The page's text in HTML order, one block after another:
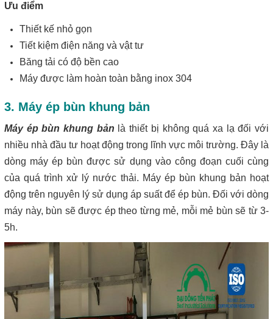
Ưu điểm
Thiết kế nhỏ gọn
Tiết kiệm điện năng và vật tư
Băng tải có độ bền cao
Máy được làm hoàn toàn bằng inox 304
3. Máy ép bùn khung bản
Máy ép bùn khung bản là thiết bị không quá xa lạ đối với
nhiều nhà đầu tư hoạt động trong lĩnh vực môi trường. Đây là
dòng máy ép bùn được sử dụng vào công đoạn cuối cùng
của quá trình xử lý nước thải. Máy ép bùn khung bản hoạt
động trên nguyên lý sử dụng áp suất để ép bùn. Đối với dòng
máy này, bùn sẽ được ép theo từng mẻ, mỗi mẻ bùn sẽ từ 3-
5h.